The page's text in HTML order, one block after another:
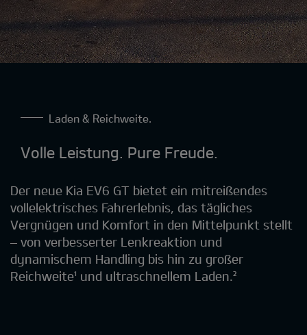
Laden & Reichweite.
Volle Leistung. Pure Freude.
Der neue Kia EV6 GT bietet ein mitreißendes
vollelektrisches Fahrerlebnis, das tägliches
Vergnügen und Komfort in den Mittelpunkt stellt
– von verbesserter Lenkreaktion und
dynamischem Handling bis hin zu großer
Reichweite¹ und ultraschnellem Laden.²